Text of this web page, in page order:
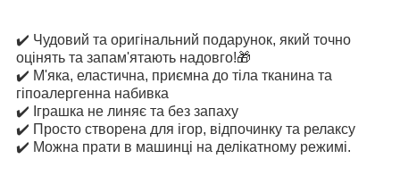
✔️ Чудовий та оригінальний подарунок, який точно
оцінять та запам'ятають надовго!🎁
✔️ М'яка, еластична, приємна до тіла тканина та
гіпоалергенна набивка
✔️ Іграшка не линяє та без запаху
✔️ Просто створена для ігор, відпочинку та релаксу
✔️ Можна прати в машинці на делікатному режимі.